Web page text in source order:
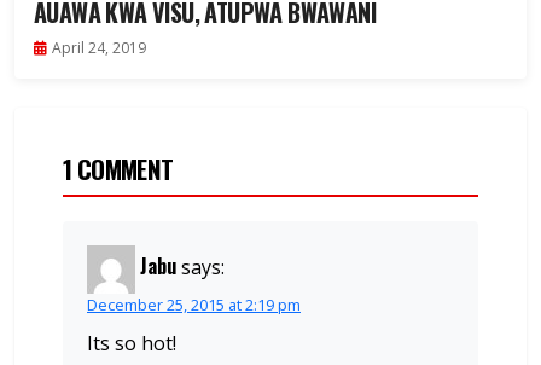
AUAWA KWA VISU, ATUPWA BWAWANI
April 24, 2019
1 COMMENT
Jabusays:
December 25, 2015 at 2:19 pm
Its so hot!